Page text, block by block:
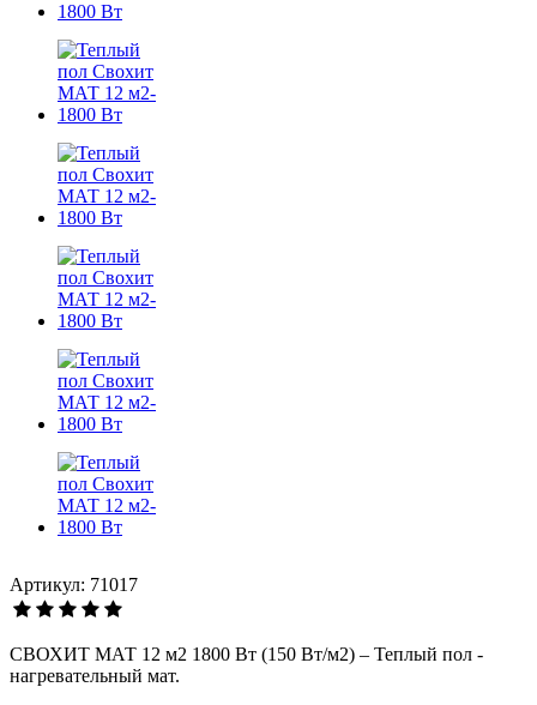
Артикул: 71017
СВОХИТ МАТ 12 м2 1800 Вт (150 Вт/м2) – Теплый пол -
нагревательный мат.